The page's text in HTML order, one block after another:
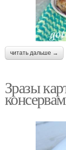
читать дальше →
Зразы